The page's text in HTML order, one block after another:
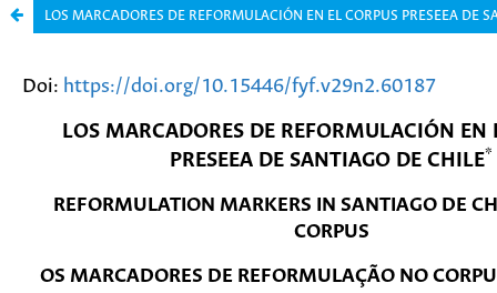
LOS MARCADORES DE REFORMULACIÓN EN EL CORPUS PRESEEA DE